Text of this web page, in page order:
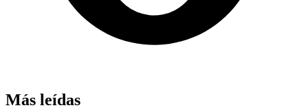
Más leídas